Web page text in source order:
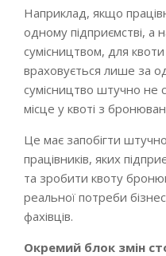
Наприклад, якщо
одному підприємстві, а
сумісництвом, для
враховується лише за
сумісництво штучно не
місце у квоті з
Це має запобігти
працівників, яких
та зробити квоту
реальної потреби
фахівців.
Окремий блок змін